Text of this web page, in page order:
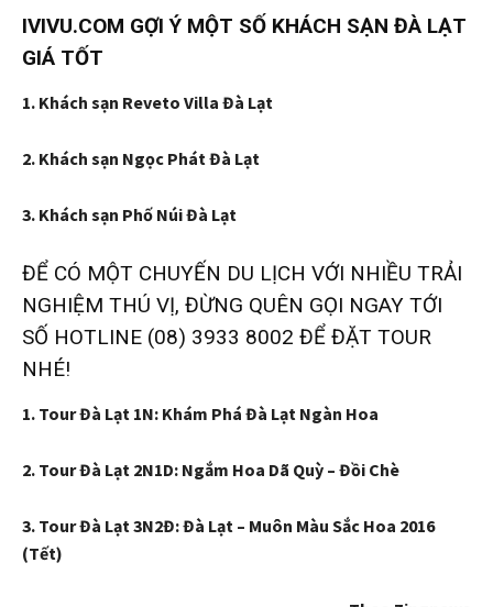
IVIVU.COM GỢI Ý MỘT SỐ KHÁCH SẠN ĐÀ LẠT
GIÁ TỐT
1. Khách sạn Reveto Villa Đà Lạt
2. Khách sạn Ngọc Phát Đà Lạt
3. Khách sạn Phố Núi Đà Lạt
ĐỂ CÓ MỘT CHUYẾN DU LỊCH VỚI NHIỀU TRẢI
NGHIỆM THÚ VỊ, ĐỪNG QUÊN GỌI NGAY TỚI
SỐ HOTLINE (08) 3933 8002 ĐỂ ĐẶT TOUR
NHÉ!
1. Tour Đà Lạt 1N: Khám Phá Đà Lạt Ngàn Hoa
2. Tour Đà Lạt 2N1D: Ngắm Hoa Dã Quỳ – Đồi Chè
3. Tour Đà Lạt 3N2Đ: Đà Lạt – Muôn Màu Sắc Hoa 2016
(Tết)